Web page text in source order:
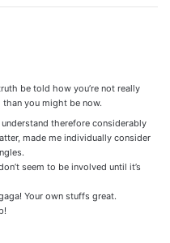
be told how you’re not really
you might be now.
understand therefore considerably
made me individually consider
seem to be involved until it’s
Your own stuffs great.